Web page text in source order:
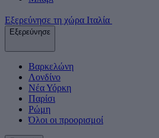
Εξερεύνησε τη χώρα Ιταλία
Εξερεύνησε
Βαρκελώνη
Λονδίνο
Νέα Υόρκη
Παρίσι
Ρώμη
Όλοι οι προορισμοί